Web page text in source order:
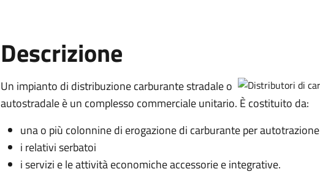
Descrizione
Un impianto di distribuzione carburante stradale o
autostradale è un complesso commerciale unitario. È costituito da:
una o più colonnine di erogazione di carburante per autotrazione
i relativi serbatoi
i servizi e le attività economiche accessorie e integrative.